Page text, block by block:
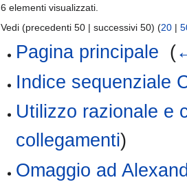
6 elementi visualizzati.
Vedi (precedenti 50 | successivi 50) (20 |
Pagina principale (
Indice sequenziale
Utilizzo razionale e
collegamenti)
Omaggio ad